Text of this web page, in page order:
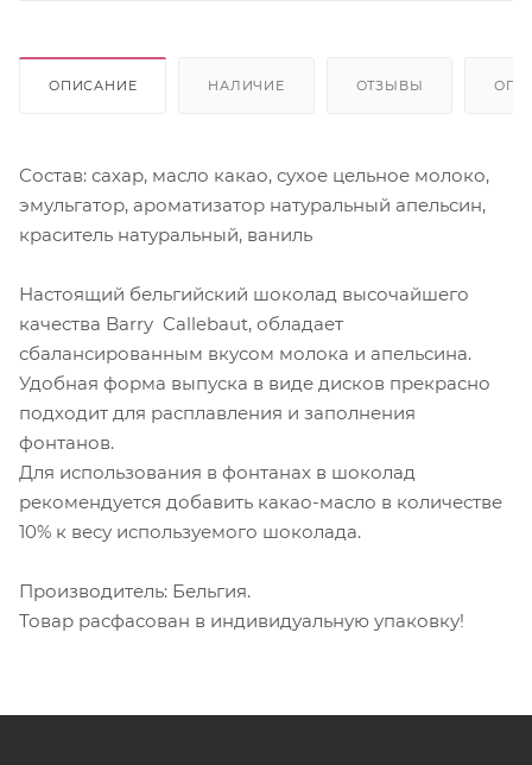
ОПИСАНИЕ НАЛИЧИЕ ОТЗЫВЫ
Состав: сахар, масло какао, сухое цельное молоко,
эмульгатор, ароматизатор натуральный апельсин,
краситель натуральный, ваниль
Настоящий бельгийский шоколад высочайшего
качества Barry Callebaut, обладает
сбалансированным вкусом молока и апельсина.
Удобная форма выпуска в виде дисков прекрасно
подходит для расплавления и заполнения
фонтанов.
Для использования в фонтанах в шоколад
рекомендуется добавить какао-масло в количестве
10% к весу используемого шоколада.
Производитель: Бельгия.
Товар расфасован в индивидуальную упаковку!